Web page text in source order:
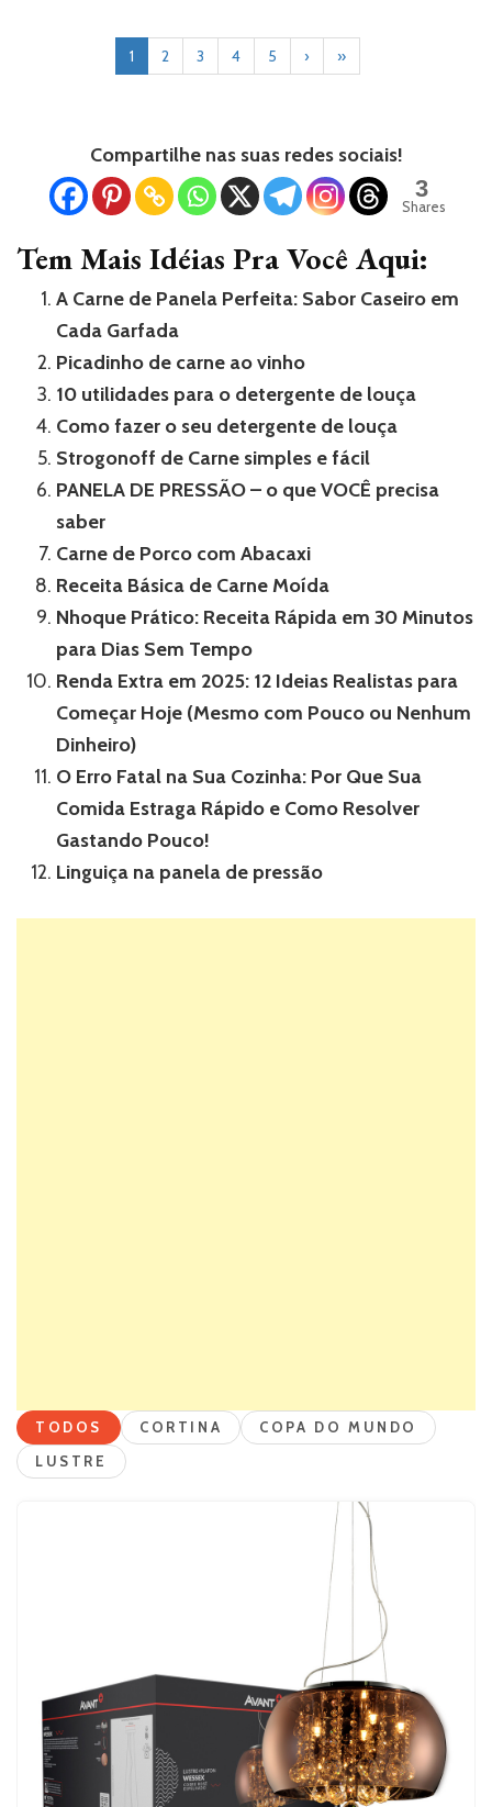
1 2 3 4 5 › »
Compartilhe nas suas redes sociais!
3
Shares
Tem Mais Idéias Pra Você Aqui:
A Carne de Panela Perfeita: Sabor Caseiro em
Cada Garfada
Picadinho de carne ao vinho
10 utilidades para o detergente de louça
Como fazer o seu detergente de louça
Strogonoff de Carne simples e fácil
PANELA DE PRESSÃO – o que VOCÊ precisa
saber
Carne de Porco com Abacaxi
Receita Básica de Carne Moída
Nhoque Prático: Receita Rápida em 30 Minutos
para Dias Sem Tempo
Renda Extra em 2025: 12 Ideias Realistas para
Começar Hoje (Mesmo com Pouco ou Nenhum
Dinheiro)
O Erro Fatal na Sua Cozinha: Por Que Sua
Comida Estraga Rápido e Como Resolver
Gastando Pouco!
Linguiça na panela de pressão
TODOS CORTINA
COPA DO MUNDO
LUSTRE